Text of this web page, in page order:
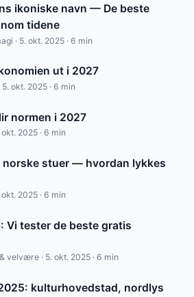
ikoniske navn — De beste
tidene
· 5. okt. 2025 · 6 min
ut i 2027
okt. 2025 · 6 min
normen i 2027
2025 · 6 min
norske stuer — hvordan lykkes
2025 · 6 min
Vi tester de beste gratis
velvære · 5. okt. 2025 · 6 min
kulturhovedstad, nordlys